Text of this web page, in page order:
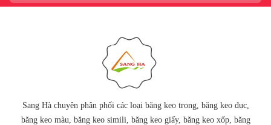
Sang Hà chuyên phân phối các loại băng keo trong, băng keo đục,
băng keo màu, băng keo simili, băng keo giấy, băng keo xốp, băng